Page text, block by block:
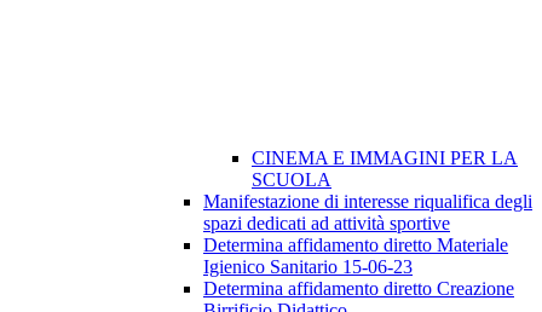
CINEMA E IMMAGINI PER LA
SCUOLA
Manifestazione di interesse riqualifica degli
spazi dedicati ad attività sportive
Determina affidamento diretto Materiale
Igienico Sanitario 15-06-23
Determina affidamento diretto Creazione